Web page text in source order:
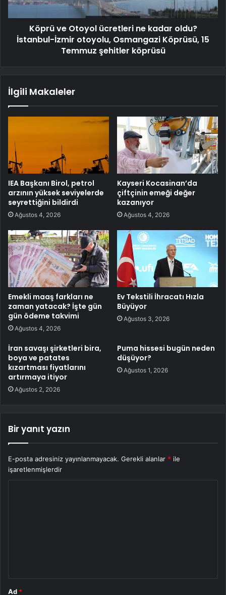
Köprü ve Otoyol ücretleri ne kadar oldu?
İstanbul-İzmir otoyolu, Osmangazi Köprüsü, 15
Temmuz şehitler köprüsü
İlgili Makaleler
IEA Başkanı Birol, petrol
arzının yüksek seviyelerde
seyrettiğini bildirdi
Ağustos 4, 2026
Kayseri Kocasinan’da
çiftçinin emeği değer
kazanıyor
Ağustos 4, 2026
Emekli maaş farkları ne
zaman yatacak? İşte gün
gün ödeme takvimi
Ağustos 4, 2026
Ev Tekstili İhracatı Hızla
Büyüyor
Ağustos 3, 2026
İran savaşı şirketleri bira,
boya ve patates
kızartması fiyatlarını
artırmaya itiyor
Ağustos 2, 2026
Puma hissesi bugün neden
düşüyor?
Ağustos 1, 2026
Bir yanıt yazın
E-posta adresiniz yayınlanmayacak. Gerekli alanlar * ile
işaretlenmişlerdir
Ad *